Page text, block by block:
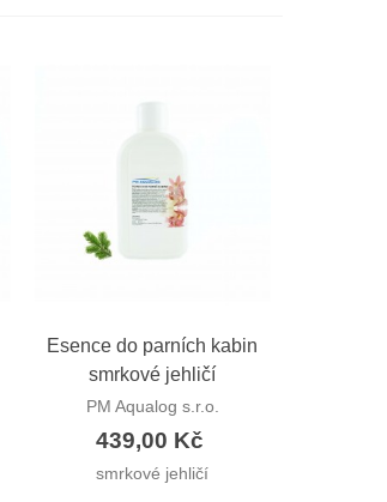
Rychlý náhled
Esence do parních kabin
smrkové jehličí
PM Aqualog s.r.o.
439,00 Kč
smrkové jehličí